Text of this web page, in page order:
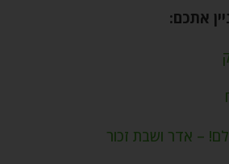
אתכם:
– אדר ושבת זכור